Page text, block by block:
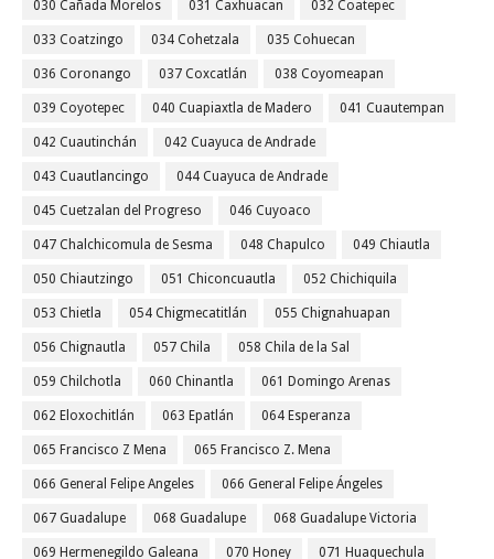
030 Cañada Morelos 031 Caxhuacan 032 Coatepec
033 Coatzingo 034 Cohetzala 035 Cohuecan
036 Coronango 037 Coxcatlán 038 Coyomeapan
039 Coyotepec 040 Cuapiaxtla de Madero 041 Cuautempan
042 Cuautinchán 042 Cuayuca de Andrade
043 Cuautlancingo 044 Cuayuca de Andrade
045 Cuetzalan del Progreso 046 Cuyoaco
047 Chalchicomula de Sesma 048 Chapulco 049 Chiautla
050 Chiautzingo 051 Chiconcuautla 052 Chichiquila
053 Chietla 054 Chigmecatitlán 055 Chignahuapan
056 Chignautla 057 Chila 058 Chila de la Sal
059 Chilchotla 060 Chinantla 061 Domingo Arenas
062 Eloxochitlán 063 Epatlán 064 Esperanza
065 Francisco Z Mena 065 Francisco Z. Mena
066 General Felipe Angeles 066 General Felipe Ángeles
067 Guadalupe 068 Guadalupe 068 Guadalupe Victoria
069 Hermenegildo Galeana 070 Honey 071 Huaquechula